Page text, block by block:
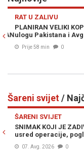
RAT U ZALIVU
PLANIRAN VELIKI
ulogu Pakistana i
Prije 58 min 0
Šareni svijet/
ŠARENI SVIJET
SNIMAK KOJI JE
usred operacije,
07. Avg. 2026 0
Previous